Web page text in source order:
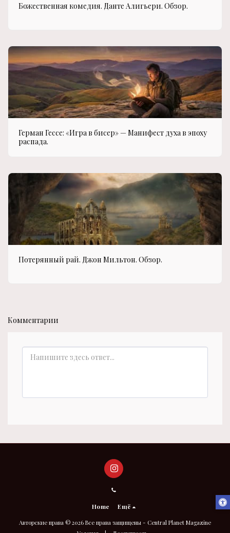
Божественная комедия. Данте Алигьери. Обзор.
Герман Гессе: «Игра в бисер» — Манифест духа в эпоху
распада.
Потерянный рай. Джон Мильтон. Обзор.
Комментарии
Home Ещё
Авторские права © 2026 Все права защищены - Central Planet Magazine